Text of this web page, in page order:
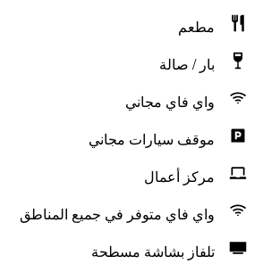
مطعم
بار / صالة
واي فاي مجاني
موقف سيارات مجاني
مركز أعمال
واي فاي متوفر في جميع المناطق
تلفاز بشاشة مسطحة